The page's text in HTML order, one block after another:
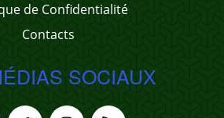
de Confidentialité
Contacts
SOCIAUX